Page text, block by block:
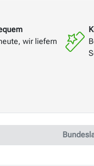
wir liefern